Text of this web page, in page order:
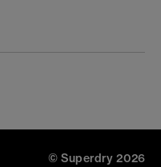
© Superdry 2026